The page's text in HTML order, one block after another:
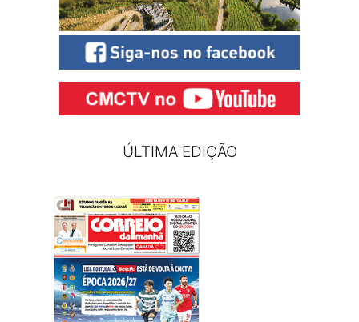
ÚLTIMA EDIÇÃO